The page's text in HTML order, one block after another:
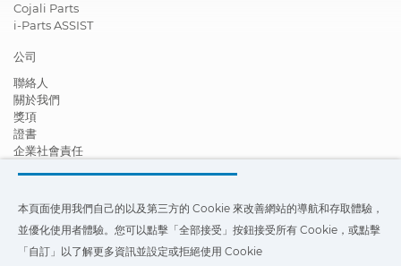
Cojali Parts
i-Parts ASSIST
公司
聯絡人
關於我們
獎項
證書
企業社會責任
影片
FAQ - 常見問題
本頁面使用我們自己的以及第三方的 Cookie 來改善我們網站的導航和存
本頁面使用我們自己的以及第三方的 Cookie 來改善網站的導航和存取體驗，
並優化使用者體驗。您可以點擊「全部接受」按鈕接受所有 Cookie，或點擊
「自訂」以了解更多資訊並設定或拒絕使用 Cookie